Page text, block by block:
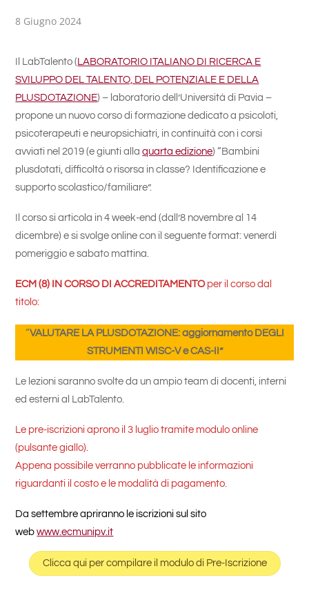
8 Giugno 2024
Il LabTalento ( LABORATORIO ITALIANO DI RICERCA E
SVILUPPO DEL TALENTO, DEL POTENZIALE E DELLA
PLUSDOTAZIONE) – laboratorio dell’Università di Pavia –
propone un nuovo corso di formazione dedicato a psicoloti,
psicoterapeuti e neuropsichiatri, in continuità con i corsi
avviati nel 2019 (e giunti allaquarta edizione) “Bambini
plusdotati, difficoltà o risorsa in classe? Identificazione e
supporto scolastico/familiare”.
Il corso si articola in 4 week-end (dall’8 novembre al 14
dicembre) e si svolge online con il seguente format: venerdì
pomeriggio e sabato mattina.
ECM (8) IN CORSO DI ACCREDITAMENTOper il corso dal
titolo:
“VALUTARE LA PLUSDOTAZIONE: aggiornamento DEGLI
STRUMENTI WISC-V e CAS-II”
Le lezioni saranno svolte da un ampio team di docenti, interni
ed esterni al LabTalento.
Le pre-iscrizioni aprono il 3 luglio tramite modulo online
(pulsante giallo).
Appena possibile verranno pubblicate le informazioni
riguardanti il costo e le modalità di pagamento.
Da settembre apriranno le iscrizioni sul sito
webwww.ecmunipv.it
Clicca qui per compilare il modulo di Pre-Iscrizione